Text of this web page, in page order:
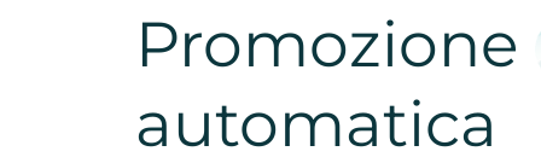
Promozione
automatica